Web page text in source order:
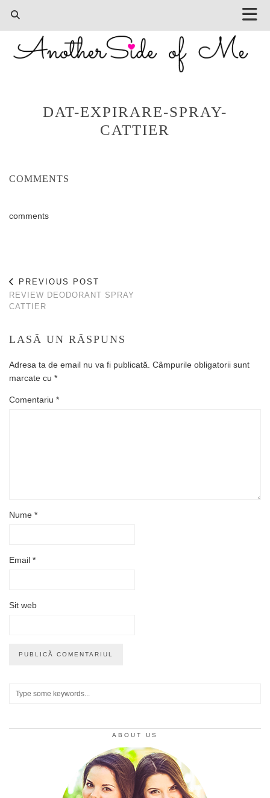
DAT-EXPIRARE-SPRAY-
CATTIER
COMMENTS
comments
PREVIOUS POST
REVIEW DEODORANT SPRAY
CATTIER
LASĂ UN RĂSPUNS
Adresa ta de email nu va fi publicată. Câmpurile obligatorii sunt
marcate cu *
Comentariu *
Nume *
Email *
Sit web
ABOUT US